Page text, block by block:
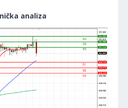
analiza